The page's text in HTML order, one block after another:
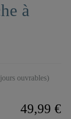
à
ouvrables)
49,99 €